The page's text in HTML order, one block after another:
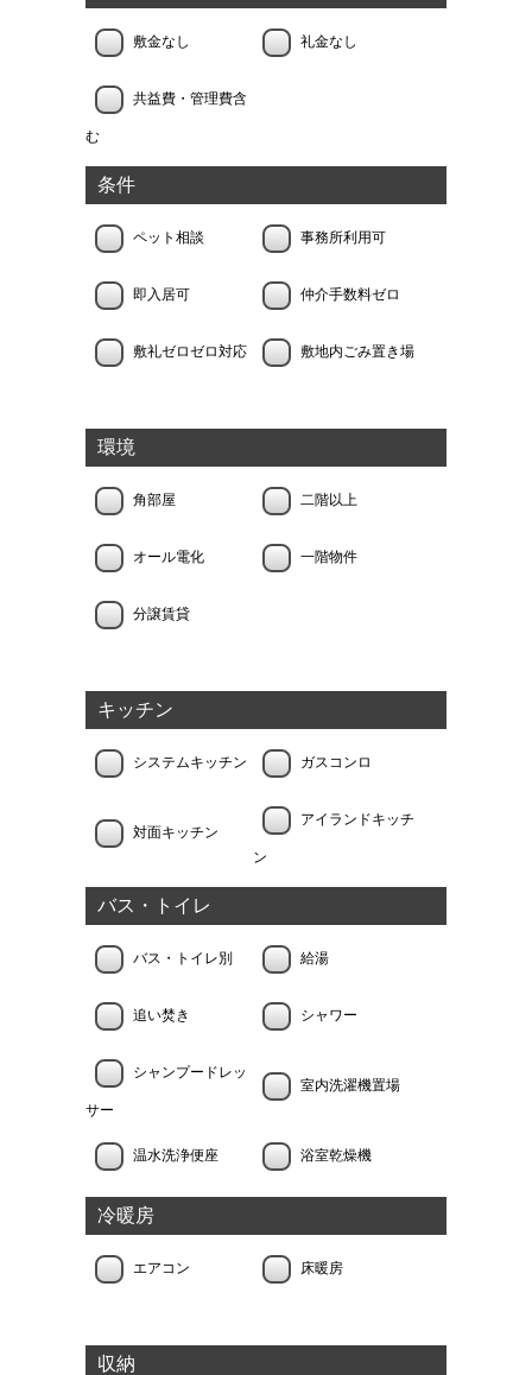
敷金なし 礼金なし
共益費・管理費含
む
条件
ペット相談 事務所利用可
即入居可 仲介手数料ゼロ
敷礼ゼロゼロ対応 敷地内ごみ置き場
環境
角部屋 二階以上
オール電化 一階物件
分譲賃貸
キッチン
システムキッチン ガスコンロ
対面キッチン
アイランドキッチ
ン
バス・トイレ
バス・トイレ別 給湯
追い焚き シャワー
シャンプードレッ
サー
室内洗濯機置場
温水洗浄便座 浴室乾燥機
冷暖房
エアコン 床暖房
収納